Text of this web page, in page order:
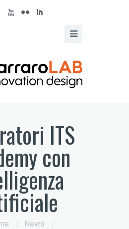
X N I
ITS
con
/ News
/